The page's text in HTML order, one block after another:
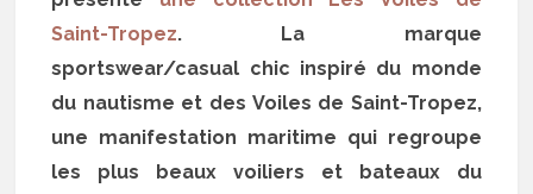
Saint-Tropez. La marque
sportswear/casual chic inspiré du monde
du nautisme et des Voiles de Saint-Tropez,
une manifestation maritime qui regroupe
les plus beaux voiliers et bateaux du